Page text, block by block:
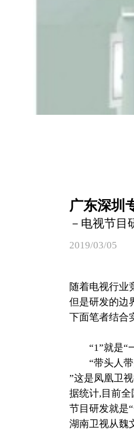
广东深圳
－电视节目
2019/03/05
随着电视行业
但是研发的边
下面笔者结合
“1”就是“一
“带头人带
”这是凤凰卫
据统计,目前全
节目研发就是“
湖南卫视从魏